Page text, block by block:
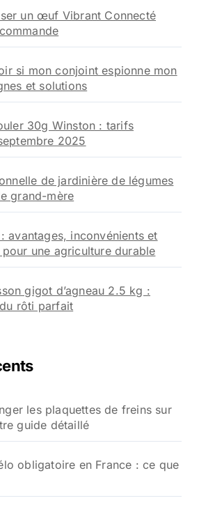
un œuf Vibrant Connecté
si mon conjoint espionne mon
et solutions
30g Winston : tarifs
2025
de jardinière de légumes
grand-mère
avantages, inconvénients et
une agriculture durable
gigot d’agneau 2.5 kg :
rôti parfait
les plaquettes de freins sur
guide détaillé
obligatoire en France : ce que